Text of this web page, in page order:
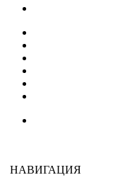
НАВИГАЦИЯ